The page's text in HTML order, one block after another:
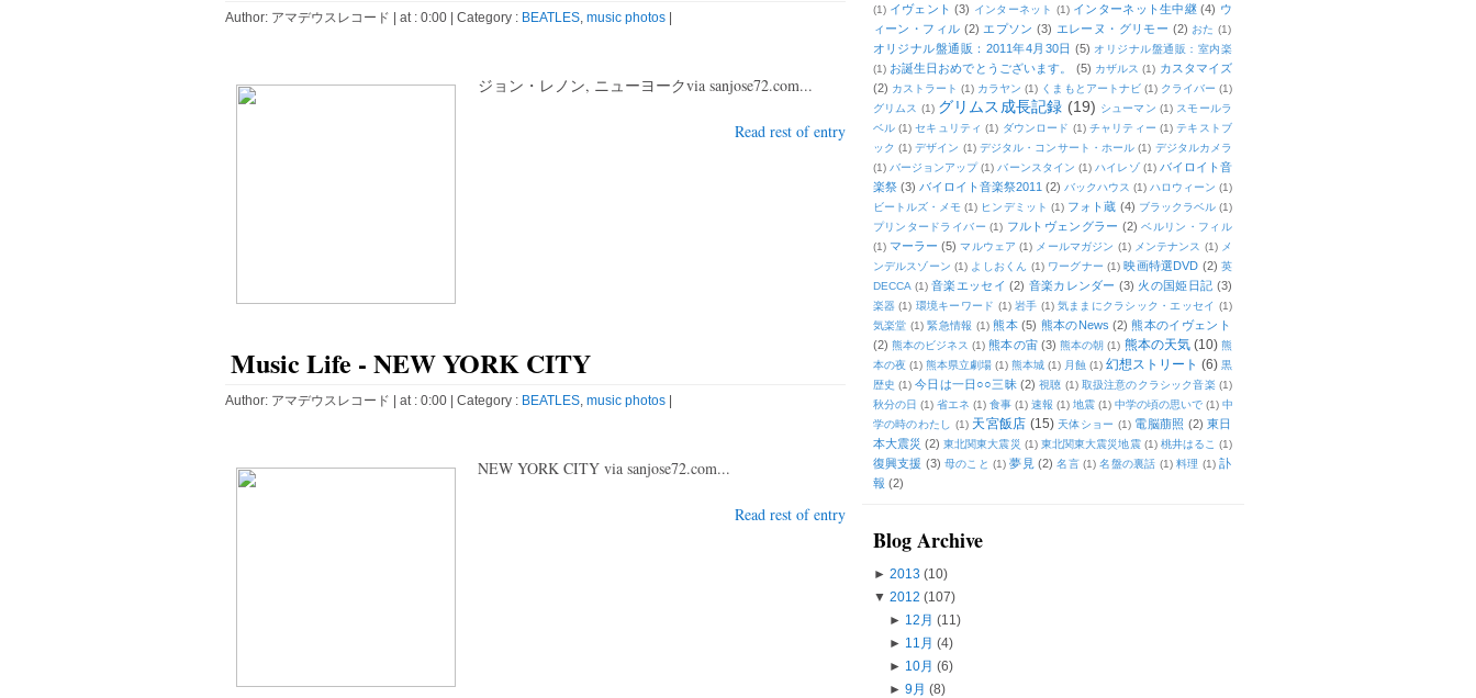
Author: アマデウスレコード | at : 0:00 | Category : BEATLES, music photos |
ジョン・レノン, ニューヨークvia sanjose72.com...
Read rest of entry
Music Life - NEW YORK CITY
Author: アマデウスレコード | at : 0:00 | Category : BEATLES, music photos
NEW YORK CITY via sanjose72.com...
Read rest of entry
(1) イヴェント (3) インターネット (1) インターネット生中継 (4) ウ
ィーン・フィル (2) エプソン (3) エレーヌ・グリモー (2) おた (1)
オリジナル盤通販：2011年4月30日 (5) オリジナル盤通販：室内楽
(1) お誕生日おめでとうございます。 (5) カザルス (1) カスタマイズ
(2) カストラート (1) カラヤン (1) くまもとアートナビ (1) クライバー (1)
グリムス (1) グリムス成長記録 (19) シューマン (1) スモールラ
ベル (1) セキュリティ (1) ダウンロード (1) チャリティー (1) テキストブ
ック (1) デザイン (1) デジタル・コンサート・ホール (1) デジタルカメラ
(1) バージョンアップ (1) バーンスタイン (1) ハイレゾ (1) バイロイト音
楽祭 (3) バイロイト音楽祭2011 (2) バックハウス (1) ハロウィーン (1)
ビートルズ・メモ (1) ヒンデミット (1) フォト蔵 (4) ブラックラベル (1)
プリンタードライバー (1) フルトヴェングラー (2) ベルリン・フィル
(1) マーラー (5) マルウェア (1) メールマガジン (1) メンテナンス (1) メ
ンデルスゾーン (1) よしおくん (1) ワーグナー (1) 映画特選DVD (2) 英
DECCA (1) 音楽エッセイ (2) 音楽カレンダー (3) 火の国姫日記 (3)
楽器 (1) 環境キーワード (1) 岩手 (1) 気ままにクラシック・エッセイ (1)
気楽堂 (1) 緊急情報 (1) 熊本 (5) 熊本のNews (2) 熊本のイヴェント
(2) 熊本のビジネス (1) 熊本の宙 (3) 熊本の朝 (1) 熊本の天気 (10) 熊
本の夜 (1) 熊本県立劇場 (1) 熊本城 (1) 月蝕 (1) 幻想ストリート (6) 黒
歴史 (1) 今日は一日○○三昧 (2) 視聴 (1) 取扱注意のクラシック音楽 (1)
秋分の日 (1) 省エネ (1) 食事 (1) 速報 (1) 地震 (1) 中学の頃の思いで (1) 中
学の時のわたし
(1) 天宮飯店 (15) 天体ショー (1) 電脳萠照 (2) 東日
本大震災 (2) 東北関東大震災 (1) 東北関東大震災地震 (1) 桃井はるこ (1)
復興支援 (3) 母のこと (1) 夢見 (2) 名言 (1) 名盤の裏話 (1) 料理 (1) 訃
報 (2)
Blog Archive
► 2013 (10)
▼ 2012 (107)
► 12月 (11)
► 11月 (4)
► 10月 (6)
► 9月 (8)